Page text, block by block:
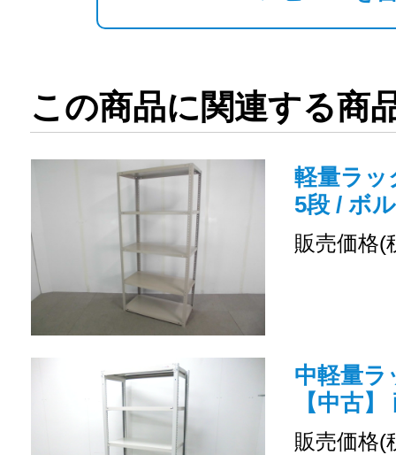
この商品に関連する商
軽量ラッ
5段 / ボ
販売価格(
中軽量ラ
【中古
販売価格(